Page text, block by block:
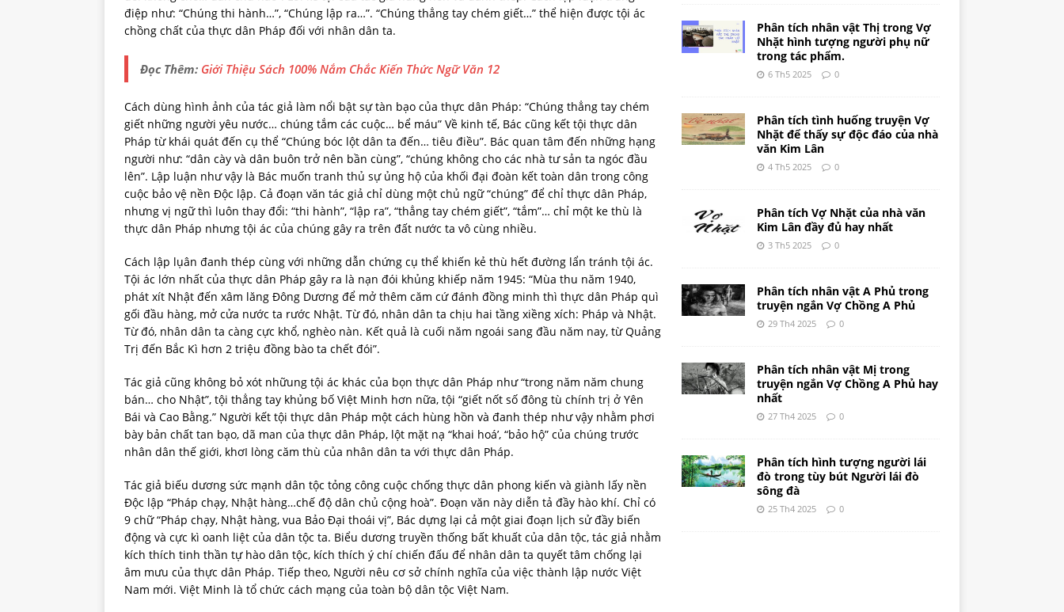
điệp như: “Chúng thi hành…”, “Chúng lập ra…”. “Chúng thẳng tay chém giết…” thể hiện được tội ác
chồng chất của thực dân Pháp đối với nhân dân ta.
Đọc Thêm: Giới Thiệu Sách 100% Nắm Chắc Kiến Thức Ngữ Văn 12
Cách dùng hình ảnh của tác giả làm nổi bật sự tàn bạo của thực dân Pháp: “Chúng thẳng tay chém
giết những người yêu nước… chúng tắm các cuộc… bể máu” Về kinh tế, Bác cũng kết tội thực dân
Pháp từ khái quát đến cụ thể “Chúng bóc lột dân ta đến… tiêu điều”. Bác quan tâm đến những hạng
người như: “dân cày và dân buôn trở nên bần cùng”, “chúng không cho các nhà tư sản ta ngóc đầu
lên”. Lập luận như vậy là Bác muốn tranh thủ sự ủng hộ của khối đại đoàn kết toàn dân trong công
cuộc bảo vệ nền Độc lập. Cả đoạn văn tác giả chỉ dùng một chủ ngữ “chúng” để chỉ thực dân Pháp,
nhưng vị ngữ thì luôn thay đổi: “thi hành”, “lập ra”, “thẳng tay chém giết”, “tắm”… chỉ một ke thù là
thực dân Pháp nhưng tội ác của chúng gây ra trên đất nước ta vô cùng nhiều.
Cách lập lụân đanh thép cùng với những dẫn chứng cụ thể khiến kẻ thù hết đường lẩn tránh tội ác.
Tội ác lớn nhất của thực dân Pháp gây ra là nạn đói khủng khiếp năm 1945: “Mùa thu năm 1940,
phát xít Nhật đến xâm lăng Đông Dương để mở thêm căm cứ đánh đồng minh thì thực dân Pháp quì
gối đầu hàng, mở cửa nước ta rước Nhật. Từ đó, nhân dân ta chịu hai tầng xiềng xích: Pháp và Nhật.
Từ đó, nhân dân ta càng cực khổ, nghèo nàn. Kết quả là cuối năm ngoái sang đầu năm nay, từ Quảng
Trị đến Bắc Kì hơn 2 triệu đồng bào ta chết đói”.
Tác giả cũng không bỏ xót nhữung tội ác khác của bọn thực dân Pháp như “trong năm năm chung
bán… cho Nhật”, tội thẳng tay khủng bố Việt Minh hơn nữa, tội “giết nốt số đông tù chính trị ở Yên
Bái và Cao Bằng.” Người kết tội thực dân Pháp một cách hùng hồn và đanh thép như vậy nhằm phơi
bày bản chất tan bạo, dã man của thực dân Pháp, lột mặt nạ “khai hoá’, “bảo hộ” của chúng trước
nhân dân thế giới, khơI lòng căm thù của nhân dân ta với thực dân Pháp.
Tác giả biếu dương sức mạnh dân tộc tỏng công cuộc chống thực dân phong kiến và giành lấy nền
Độc lập “Pháp chạy, Nhật hàng…chế độ dân chủ cộng hoà”. Đoạn văn này diễn tả đầy hào khí. Chỉ có
9 chữ “Pháp chạy, Nhật hàng, vua Bảo Đại thoái vị”, Bác dựng lại cả một giai đoạn lịch sử đầy biến
động và cực kì oanh liệt của dân tộc ta. Biểu dương truyền thống bất khuất của dân tộc, tác giả nhằm
kích thích tinh thần tự hào dân tộc, kích thích ý chí chiến đấu để nhân dân ta quyết tâm chống lại
âm mưu của thực dân Pháp. Tiếp theo, Người nêu cơ sở chính nghĩa của việc thành lập nước Việt
Nam mới. Việt Minh là tổ chức cách mạng của toàn bộ dân tộc Việt Nam.
Phân tích nhân vật Thị trong Vợ
Nhặt hình tượng người phụ nữ
trong tác phẩm.
6 Th5 2025 0
Phân tích tình huống truyện Vợ
Nhặt để thấy sự độc đáo của nhà
văn Kim Lân
4 Th5 2025 0
Phân tích Vợ Nhặt của nhà văn
Kim Lân đầy đủ hay nhất
3 Th5 2025 0
Phân tích nhân vật A Phủ trong
truyện ngắn Vợ Chồng A Phủ
29 Th4 2025 0
Phân tích nhân vật Mị trong
truyện ngắn Vợ Chồng A Phủ hay
nhất
27 Th4 2025 0
Phân tích hình tượng người lái
đò trong tùy bút Người lái đò
sông đà
25 Th4 2025 0